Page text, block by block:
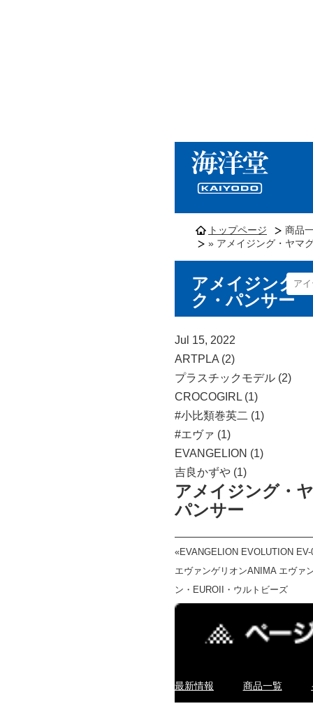
トップページ
商品
» アメイジング・ヤマ
アメイジング
ク・パンサー
Jul 15, 2022
ARTPLA (2)
プラスチックモデル (2)
CROCOGIRL (1)
#小比類巻英二 (1)
#エヴァ (1)
EVANGELION (1)
吉良かずや (1)
アメイジング・
パンサー
«EVANGELION EVOLUTION
エヴァンゲリオンANIMA エヴァ
ン・EUROII・ウルトビーズ
最新情報 商品一覧